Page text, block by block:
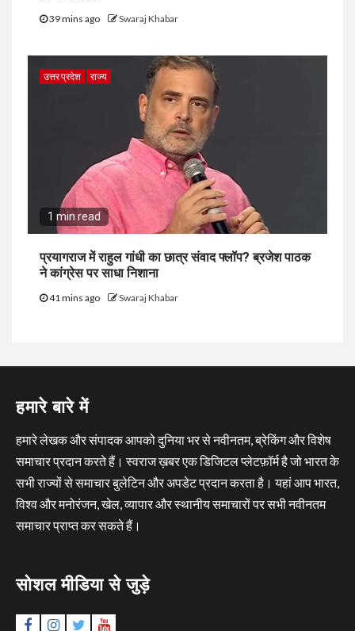
39 mins ago Swaraj Khabar
उत्तर प्रदेश राज्य
1 min read
प्रयागराज में राहुल गांधी का छात्र संवाद फ्लॉप? ब्रजेश पाठक
ने कांग्रेस पर साधा निशाना
41 mins ago Swaraj Khabar
हमारे बारे में
हमारे लेखक और संपादक आपको दुनिया भर से नवीनतम, ब्रेकिंग और विशेष
समाचार प्रदान करते हैं। स्वराज ख़बर एक डिजिटल प्लेटफ़ॉर्म है जो भारत के
सभी राज्यों से समाचार बुलेटिन और अपडेट प्रदान करता है। यहां आप भारत,
विश्व और मनोरंजन, खेल, व्यापार और स्थानीय समाचारों पर सभी नवीनतम
समाचार प्राप्त कर सकते हैं।
सोशल मीडिया से जुड़े
FacebookInstagram
TwitterYouTube